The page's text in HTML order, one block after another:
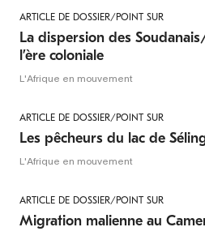
ARTICLE DE DOSSIER/POINT SUR
La dispersion des
l’ère coloniale
L'Afrique en mouvement
ARTICLE DE DOSSIER/POINT SUR
Les pêcheurs du lac de
L'Afrique en mouvement
ARTICLE DE DOSSIER/POINT SUR
Migration malienne au